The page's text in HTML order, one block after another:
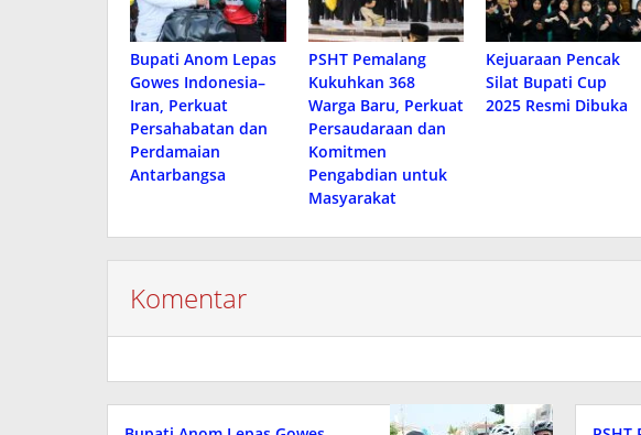
Bupati Anom Lepas
Gowes Indonesia–
Iran, Perkuat
Persahabatan dan
Perdamaian
Antarbangsa
PSHT Pemalang
Kukuhkan 368
Warga Baru, Perkuat
Persaudaraan dan
Komitmen
Pengabdian untuk
Masyarakat
Kejuaraan Pencak
Silat Bupati Cup
2025 Resmi Dibuka
Komentar